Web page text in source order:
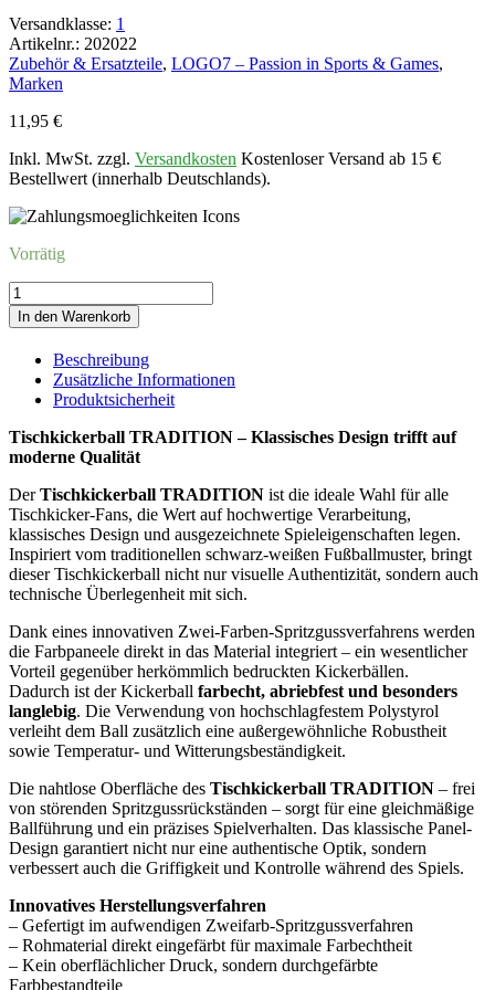
Versandklasse: 1
Artikelnr.: 202022
Zubehör & Ersatzteile, LOGO7 – Passion in Sports & Games,
Marken
11,95 €
Inkl. MwSt. zzgl. Versandkosten Kostenloser Versand ab 15 €
Bestellwert (innerhalb Deutschlands).
Vorrätig
Tischkickerball
TRADITION,
weiss-
schwarz,
29mm
Menge
In den Warenkorb
Beschreibung
Zusätzliche Informationen
Produktsicherheit
Tischkickerball TRADITION – Klassisches Design trifft auf
moderne Qualität
DerTischkickerball TRADITION ist die ideale Wahl für alle
Tischkicker-Fans, die Wert auf hochwertige Verarbeitung,
klassisches Design und ausgezeichnete Spieleigenschaften legen.
Inspiriert vom traditionellen schwarz-weißen Fußballmuster, bringt
dieser Tischkickerball nicht nur visuelle Authentizität, sondern auch
technische Überlegenheit mit sich.
Dank eines innovativen Zwei-Farben-Spritzgussverfahrens werden
die Farbpaneele direkt in das Material integriert – ein wesentlicher
Vorteil gegenüber herkömmlich bedruckten Kickerbällen.
Dadurch ist der Kickerball farbecht, abriebfest und besonders
langlebig. Die Verwendung von hochschlagfestem Polystyrol
verleiht dem Ball zusätzlich eine außergewöhnliche Robustheit
sowie Temperatur- und Witterungsbeständigkeit.
Die nahtlose Oberfläche des Tischkickerball TRADITION – frei
von störenden Spritzgussrückständen – sorgt für eine gleichmäßige
Ballführung und ein präzises Spielverhalten. Das klassische Panel-
Design garantiert nicht nur eine authentische Optik, sondern
verbessert auch die Griffigkeit und Kontrolle während des Spiels.
Innovatives Herstellungsverfahren
– Gefertigt im aufwendigen Zweifarb-Spritzgussverfahren
– Rohmaterial direkt eingefärbt für maximale Farbechtheit
– Kein oberflächlicher Druck, sondern durchgefärbte
Farbbestandteile